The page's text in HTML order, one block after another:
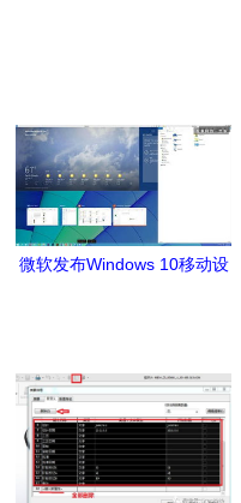
微软发布Windows 10移动设